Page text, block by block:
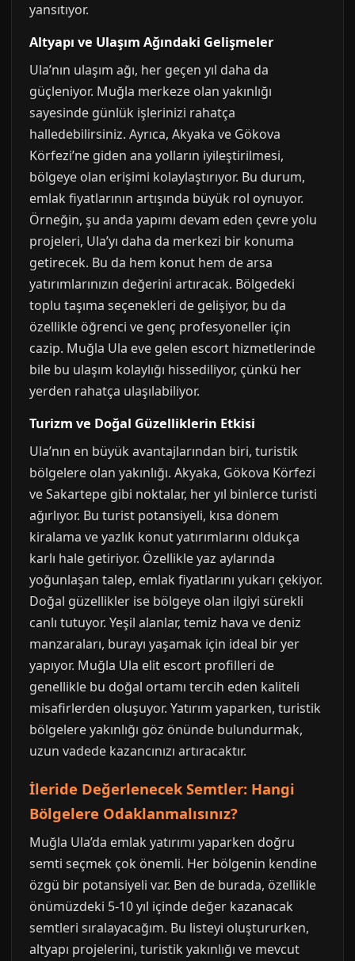
yansıtıyor.
Altyapı ve Ulaşım Ağındaki Gelişmeler
Ula’nın ulaşım ağı, her geçen yıl daha da
güçleniyor. Muğla merkeze olan yakınlığı
sayesinde günlük işlerinizi rahatça
halledebilirsiniz. Ayrıca, Akyaka ve Gökova
Körfezi’ne giden ana yolların iyileştirilmesi,
bölgeye olan erişimi kolaylaştırıyor. Bu durum,
emlak fiyatlarının artışında büyük rol oynuyor.
Örneğin, şu anda yapımı devam eden çevre yolu
projeleri, Ula’yı daha da merkezi bir konuma
getirecek. Bu da hem konut hem de arsa
yatırımlarınızın değerini artıracak. Bölgedeki
toplu taşıma seçenekleri de gelişiyor, bu da
özellikle öğrenci ve genç profesyoneller için
cazip. Muğla Ula eve gelen escort hizmetlerinde
bile bu ulaşım kolaylığı hissediliyor, çünkü her
yerden rahatça ulaşılabiliyor.
Turizm ve Doğal Güzelliklerin Etkisi
Ula’nın en büyük avantajlarından biri, turistik
bölgelere olan yakınlığı. Akyaka, Gökova Körfezi
ve Sakartepe gibi noktalar, her yıl binlerce turisti
ağırlıyor. Bu turist potansiyeli, kısa dönem
kiralama ve yazlık konut yatırımlarını oldukça
karlı hale getiriyor. Özellikle yaz aylarında
yoğunlaşan talep, emlak fiyatlarını yukarı çekiyor.
Doğal güzellikler ise bölgeye olan ilgiyi sürekli
canlı tutuyor. Yeşil alanlar, temiz hava ve deniz
manzaraları, burayı yaşamak için ideal bir yer
yapıyor. Muğla Ula elit escort profilleri de
genellikle bu doğal ortamı tercih eden kaliteli
misafirlerden oluşuyor. Yatırım yaparken, turistik
bölgelere yakınlığı göz önünde bulundurmak,
uzun vadede kazancınızı artıracaktır.
İleride Değerlenecek Semtler: Hangi
Bölgelere Odaklanmalısınız?
Muğla Ula’da emlak yatırımı yaparken doğru
semti seçmek çok önemli. Her bölgenin kendine
özgü bir potansiyeli var. Ben de burada, özellikle
önümüzdeki 5-10 yıl içinde değer kazanacak
semtleri sıralayacağım. Bu listeyi oluştururken,
altyapı projelerini, turistik yakınlığı ve mevcut